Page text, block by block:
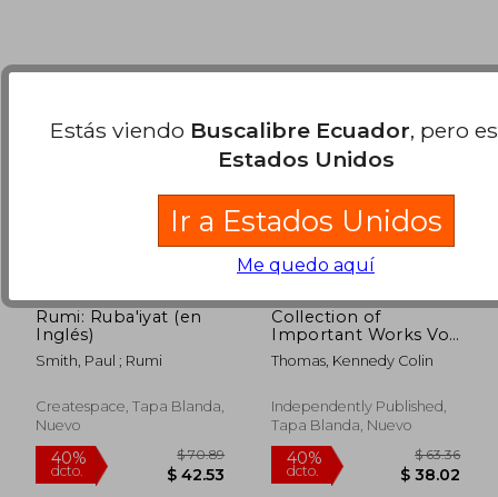
40%
dcto. $ 38.03
45%
dcto. $
Rumi: Ruba'iyat (en
Inglés)
Smith, Paul ; Rumi
Createspace, Tapa Blanda,
Nuevo
Collection of
Important Works Vol
I: What every Muslim
should have in his
Thomas, Kennedy Colin
Independently Published,
Tapa Blanda, Nuevo
Estás viendo Buscalibre Ecuador, pero
Estados Unidos
Ir a Estados Unidos
Me quedo aquí